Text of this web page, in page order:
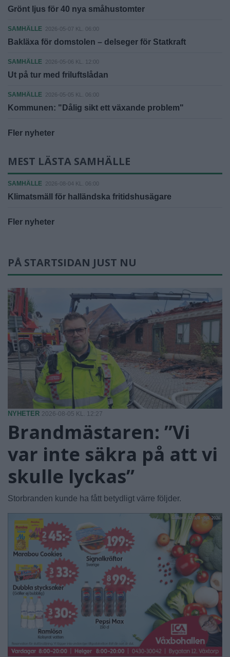
Grönt ljus för 40 nya småhustomter
SAMHÄLLE 2026-05-07 KL. 06:00
Bakläxa för domstolen – delseger för Statkraft
SAMHÄLLE 2026-05-06 KL. 12:00
Ut på tur med friluftslådan
SAMHÄLLE 2026-05-05 KL. 06:00
Kommunen: "Dålig sikt ett växande problem"
Fler nyheter
MEST LÄSTA SAMHÄLLE
SAMHÄLLE 2026-08-04 KL. 06:00
Klimatsmäll för halländska fritidshusägare
Fler nyheter
PÅ STARTSIDAN JUST NU
NYHETER 2026-08-05 KL. 12:27
Brandmästaren: ”Vi
var inte säkra på att vi
skulle lyckas”
Storbranden kunde ha fått betydligt värre följder.